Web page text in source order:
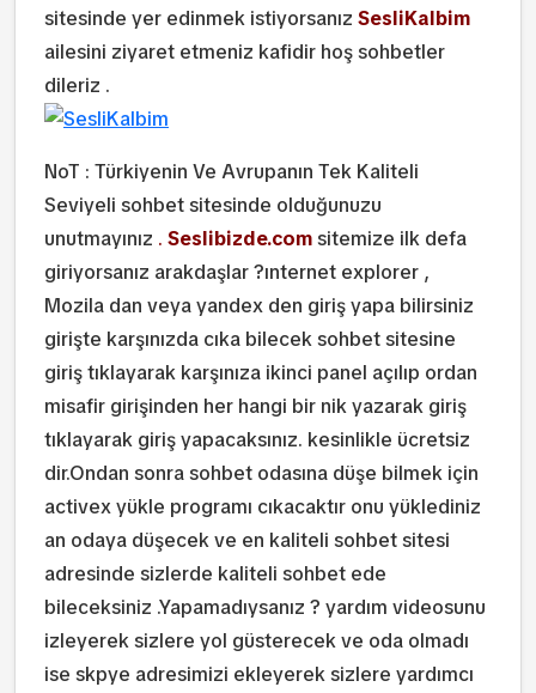
sitesinde yer edinmek istiyorsanız SesliKalbim
ailesini ziyaret etmeniz kafidir hoş sohbetler
dileriz .
NoT : Türkiyenin Ve Avrupanın Tek Kaliteli
Seviyeli sohbet sitesinde olduğunuzu
unutmayınız . Seslibizde.comsitemize ilk defa
giriyorsanız arakdaşlar ?ınternet explorer ,
Mozila dan veya yandex den giriş yapa bilirsiniz
girişte karşınızda cıka bilecek sohbet sitesine
giriş tıklayarak karşınıza ikinci panel açılıp ordan
misafir girişinden her hangi bir nik yazarak giriş
tıklayarak giriş yapacaksınız. kesinlikle ücretsiz
dir.Ondan sonra sohbet odasına düşe bilmek için
activex yükle programı cıkacaktır onu yüklediniz
an odaya düşecek ve en kaliteli sohbet sitesi
adresinde sizlerde kaliteli sohbet ede
bileceksiniz .Yapamadıysanız ? yardım videosunu
izleyerek sizlere yol güsterecek ve oda olmadı
ise skpye adresimizi ekleyerek sizlere yardımcı